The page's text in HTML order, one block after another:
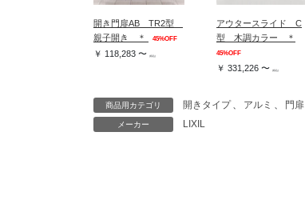
開き門扉AB TR2型
親子開き ＊
45%OFF
￥ 118,283 〜 (税込)
アウタースライド C
型 木調カラー ＊
45%OFF
￥ 331,226 〜 (税込)
商品用カテゴリ 開きタイプ 、 アルミ 、 門扉
メーカー LIXIL